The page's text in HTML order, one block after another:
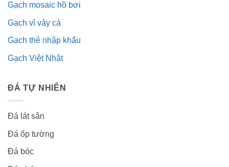
Gạch mosaic hồ bơi
Gạch vỉ vảy cá
Gạch thẻ nhập khẩu
Gạch Việt Nhật
ĐÁ TỰ NHIÊN
Đá lát sân
Đá ốp tường
Đá bóc